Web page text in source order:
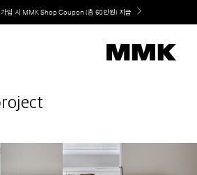
입 시 MMK Shop Coupon (총 60만원) 지급
스텀 아일랜드 키친, MMK The Island 출시